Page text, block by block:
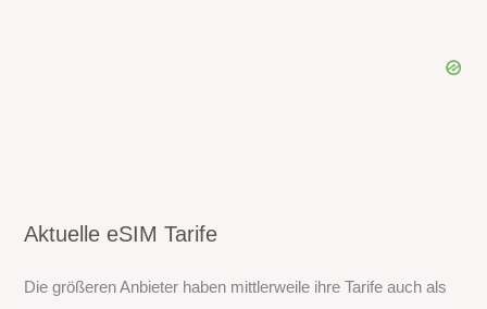
Aktuelle eSIM Tarife
Die größeren Anbieter haben mittlerweile ihre Tarife auch als